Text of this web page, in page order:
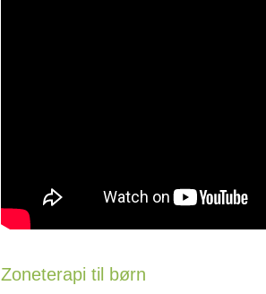
Zoneterapi til børn